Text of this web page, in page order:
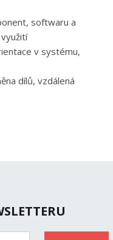
softwaru a
v systému,
dílů, vzdálená